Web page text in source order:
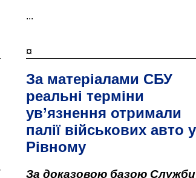
...
¤
За матеріалами СБУ
реальні терміни
ув’язнення отримали
палії військових авто у
Рівному
За доказовою базою